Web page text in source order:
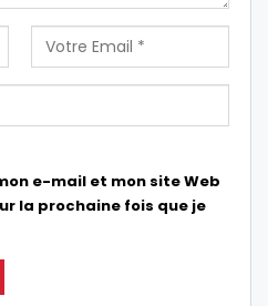
e-mail et mon site Web
la prochaine fois que je